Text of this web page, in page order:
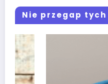
Nie przegap